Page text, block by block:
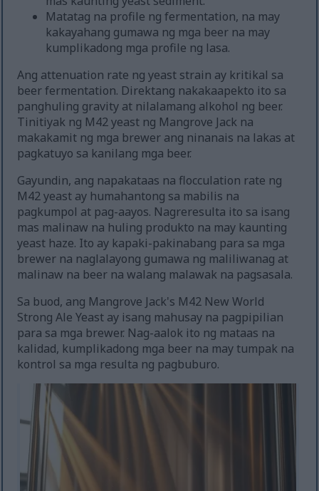
Matatag na profile ng fermentation, na may
kakayahang gumawa ng mga beer na may
kumplikadong mga profile ng lasa.
Ang attenuation rate ng yeast strain ay kritikal sa
beer fermentation. Direktang nakakaapekto ito sa
panghuling gravity at nilalamang alkohol ng beer.
Tinitiyak ng M42 yeast ng Mangrove Jack na
makakamit ng mga brewer ang ninanais na lakas at
pagkatuyo sa kanilang mga beer.
Gayundin, ang napakataas na flocculation rate ng
M42 yeast ay humahantong sa mabilis na
pagkumpol at pag-aayos. Nagreresulta ito sa isang
mas malinaw na huling produkto na may kaunting
yeast haze. Ito ay kapaki-pakinabang para sa mga
brewer na naglalayong gumawa ng maliliwanag at
malinaw na beer na walang malawak na pagsasala.
Sa buod, ang Mangrove Jack's M42 New World
Strong Ale Yeast ay isang mahusay na pagpipilian
para sa mga brewer. Nag-aalok ito ng mataas na
kalidad, kumplikadong mga beer na may tumpak na
kontrol sa mga resulta ng pagbuburo.